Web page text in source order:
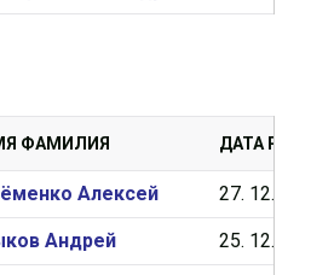
ФАМИЛИЯ ДАТА
Алексей 27. 12.
Андрей 25. 12.